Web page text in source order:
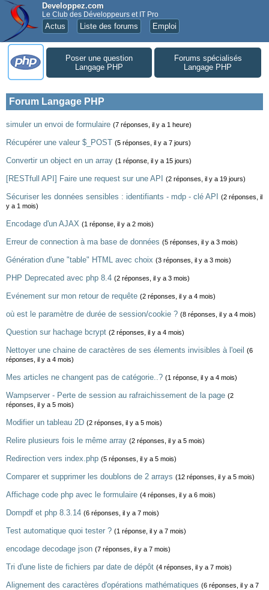
Developpez.com
Le Club des Développeurs et IT Pro
Actus Liste des forums Emploi
Poser une question
Langage PHP
Forums spécialisés
Langage PHP
Forum Langage PHP
simuler un envoi de formulaire (7 réponses, il y a 1 heure)
Récupérer une valeur $_POST (5 réponses, il y a 7 jours)
Convertir un object en un array (1 réponse, il y a 15 jours)
[RESTfull API] Faire une request sur une API (2 réponses, il y a 19 jours)
Sécuriser les données sensibles : identifiants - mdp - clé API
(2 réponses, il
y a 1 mois)
Encodage d'un AJAX (1 réponse, il y a 2 mois)
Erreur de connection à ma base de données (5 réponses, il y a 3 mois)
Génération d'une "table" HTML avec choix (3 réponses, il y a 3 mois)
PHP Deprecated avec php 8.4 (2 réponses, il y a 3 mois)
Evénement sur mon retour de requête (2 réponses, il y a 4 mois)
où est le paramètre de durée de session/cookie ? (8 réponses, il y a 4 mois)
Question sur hachage bcrypt (2 réponses, il y a 4 mois)
Nettoyer une chaine de caractères de ses élements invisibles à l'oeil
(6
réponses, il y a 4 mois)
Mes articles ne changent pas de catégorie..? (1 réponse, il y a 4 mois)
Wampserver - Perte de session au rafraichissement de la page (2
réponses, il y a 5 mois)
Modifier un tableau 2D (2 réponses, il y a 5 mois)
Relire plusieurs fois le même array (2 réponses, il y a 5 mois)
Redirection vers index.php (5 réponses, il y a 5 mois)
Comparer et supprimer les doublons de 2 arrays (12 réponses, il y a 5 mois)
Affichage code php avec le formulaire (4 réponses, il y a 6 mois)
Dompdf et php 8.3.14 (6 réponses, il y a 7 mois)
Test automatique quoi tester ? (1 réponse, il y a 7 mois)
encodage decodage json (7 réponses, il y a 7 mois)
Tri d'une liste de fichiers par date de dépôt (4 réponses, il y a 7 mois)
Alignement des caractères d'opérations mathématiques (6 réponses, il y a 7